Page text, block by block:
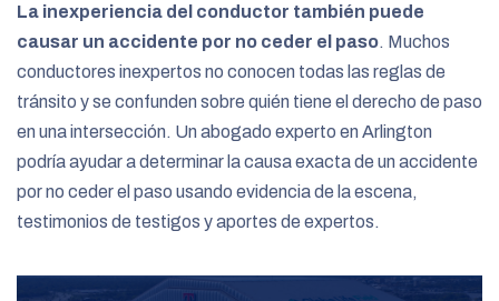
La inexperiencia del conductor también puede
causar un accidente por no ceder el paso. Muchos
conductores inexpertos no conocen todas las reglas de
tránsito y se confunden sobre quién tiene el derecho de paso
en una intersección. Un abogado experto en Arlington
podría ayudar a determinar la causa exacta de un accidente
por no ceder el paso usando evidencia de la escena,
testimonios de testigos y aportes de expertos.